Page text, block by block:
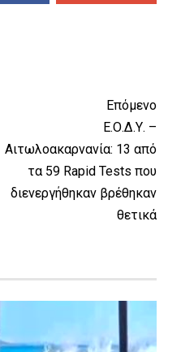
Επόμενο
Ε.Ο.Δ.Υ. –
Αιτωλοακαρνανία: 13 από
τα 59 Rapid Tests που
διενεργήθηκαν βρέθηκαν
θετικά